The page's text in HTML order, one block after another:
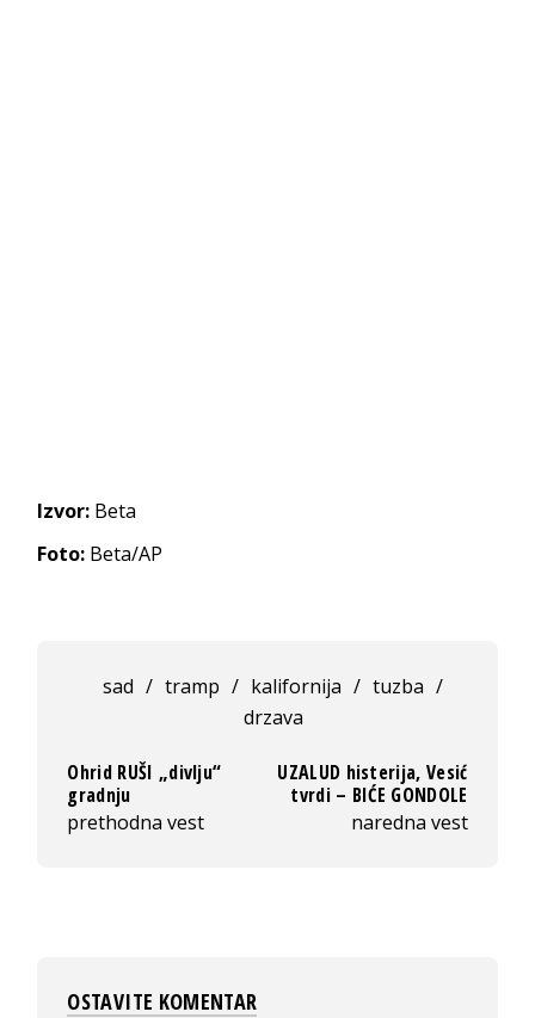
Izvor: Beta
Foto: Beta/AP
sad / tramp / kalifornija / tuzba /
drzava
Ohrid RUŠI „divlju“
gradnju
prethodna vest
UZALUD histerija, Vesić
tvrdi – BIĆE GONDOLE
naredna vest
OSTAVITE KOMENTAR